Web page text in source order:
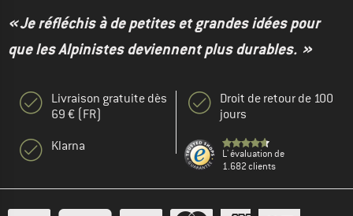
« Je réfléchis à de petites et grandes idées pour
que les Alpinistes deviennent plus durables. »
Livraison gratuite dès
69 € (FR)
Klarna
Droit de retour de 100
jours
L' évaluation de
1.682 clients